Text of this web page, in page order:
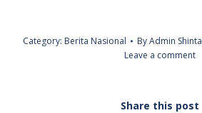
Category: Berita Nasional ByAdmin Shinta
Leave a comment
Share this post